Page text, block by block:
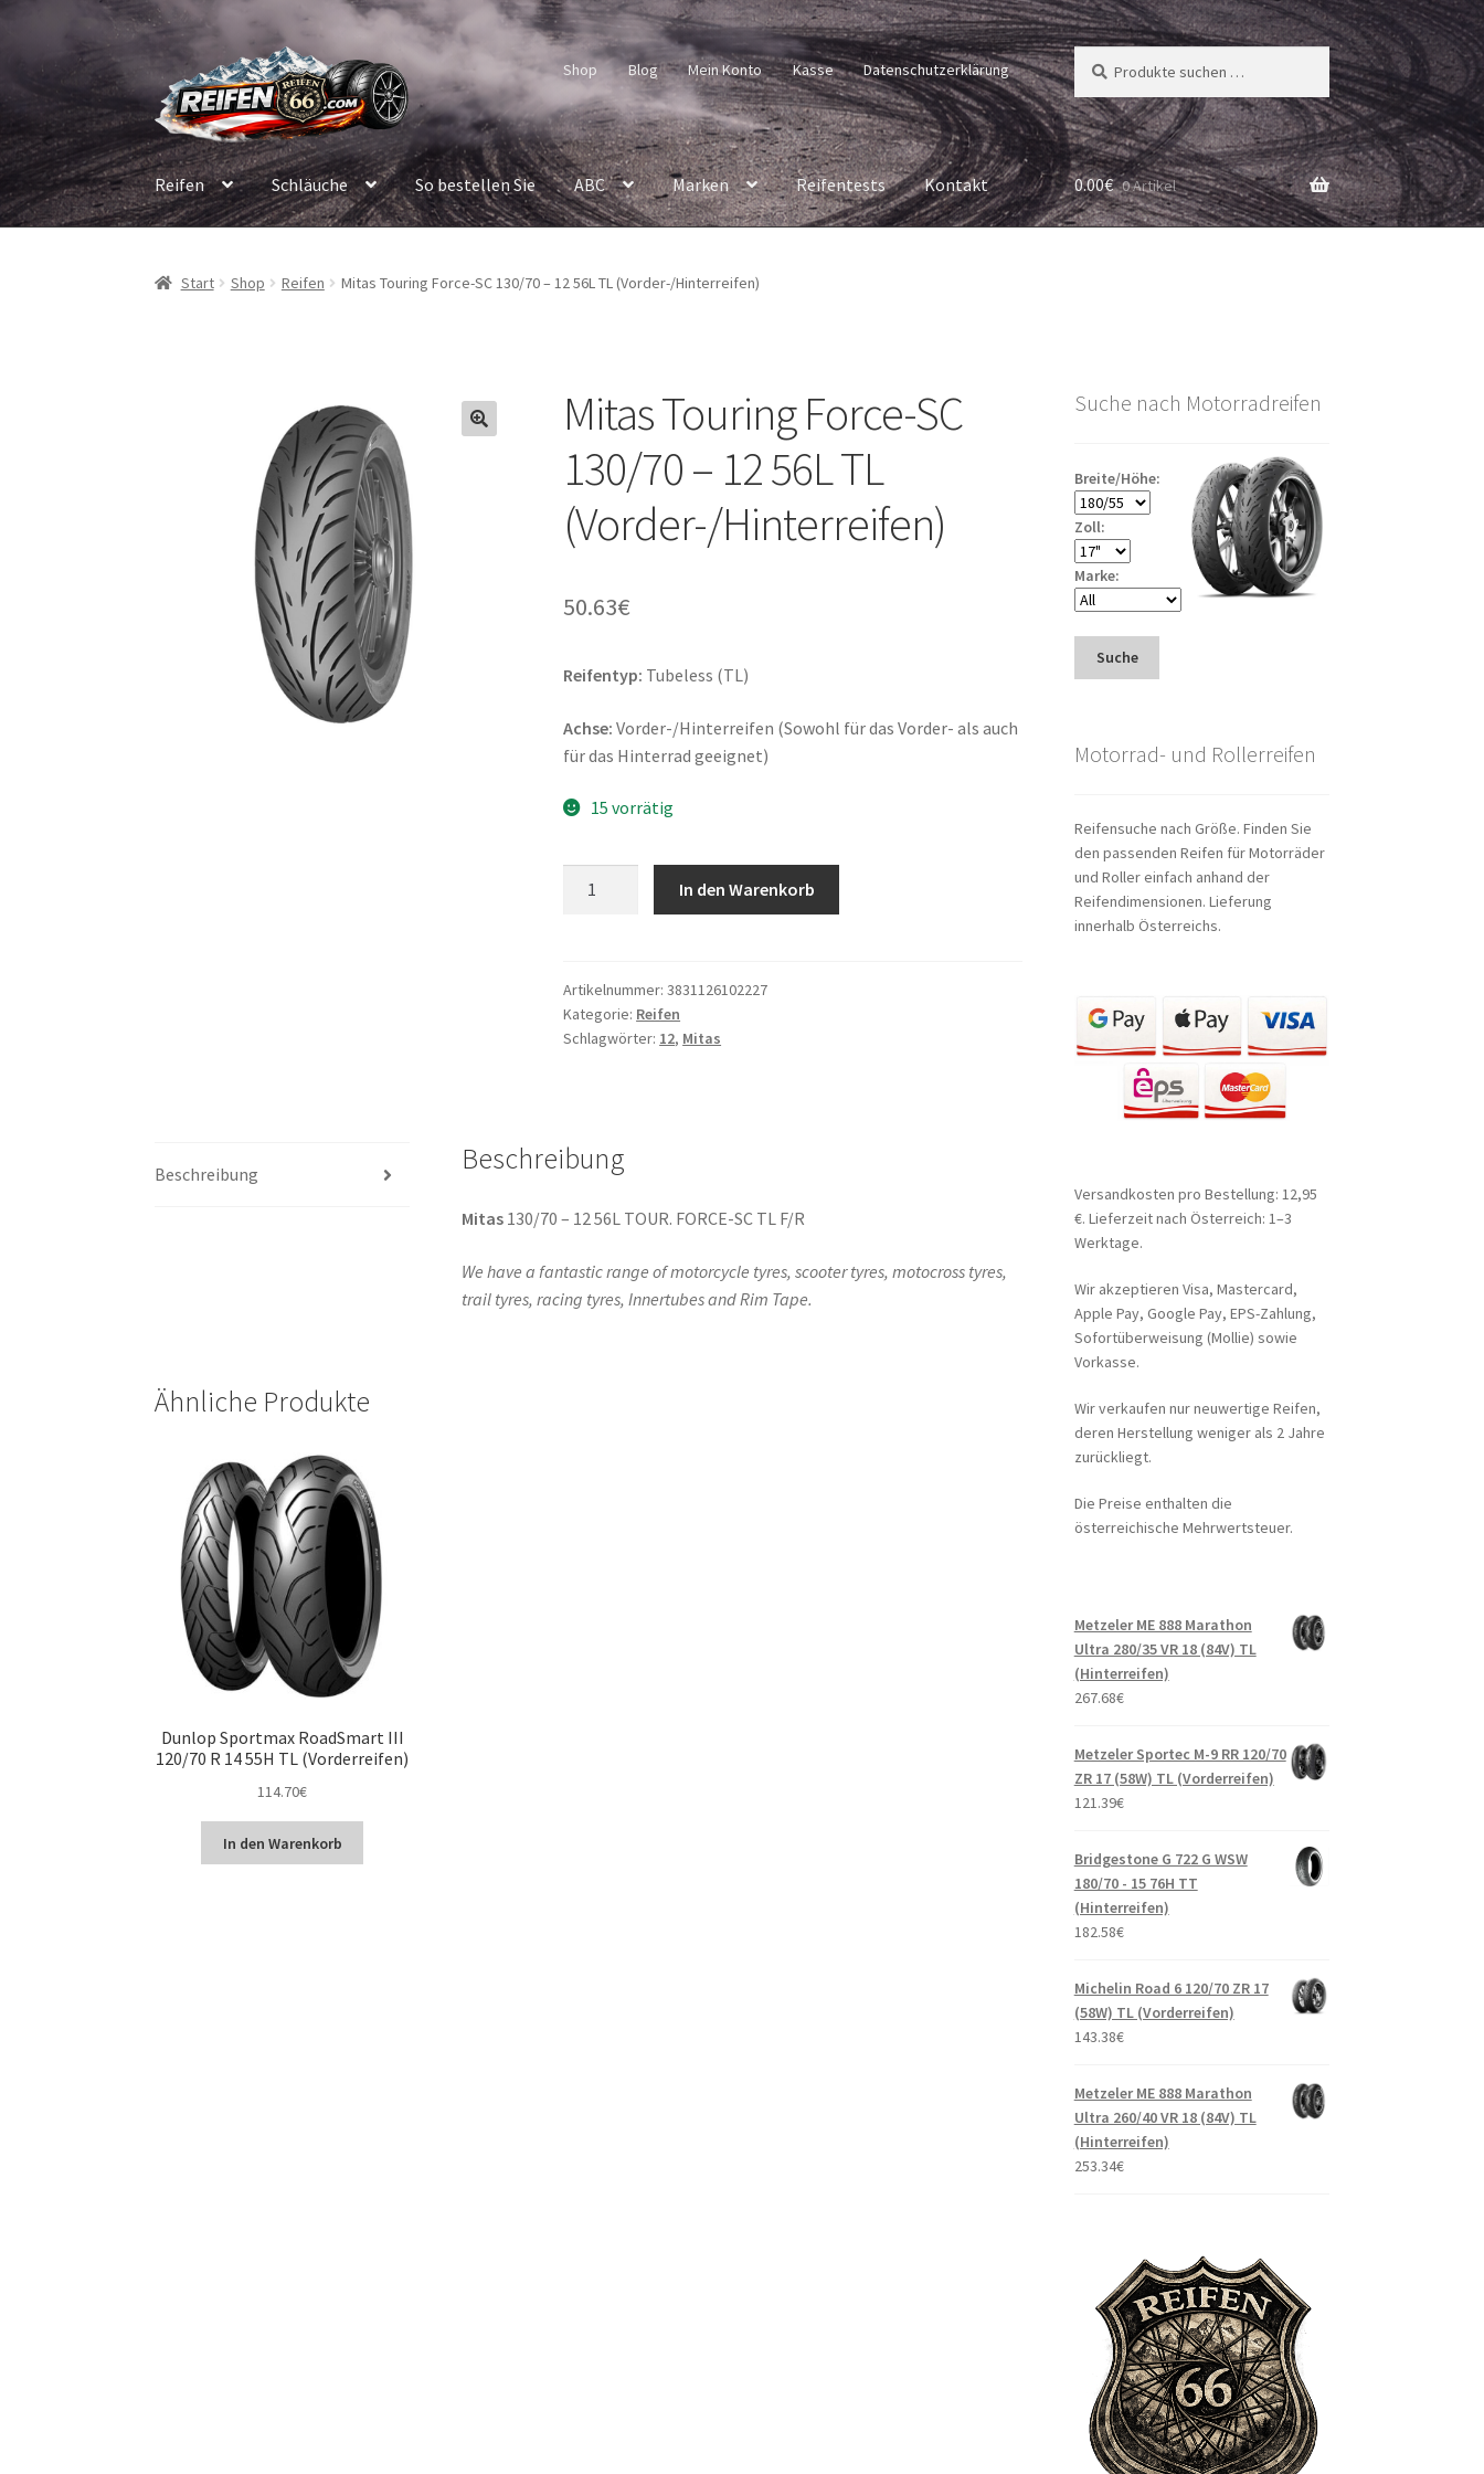
Navigation
springen
Inhalt
springen
Shop Blog Mein Konto Kasse Datenschutzerklärung
Suchen
nach:
Suchen
Reifen Schläuche So bestellen Sie ABC Marken Reifentests Kontakt 0.00€ 0 Artikel
Start Shop Reifen Mitas Touring Force-SC 130/70 – 12 56L TL (Vorder-/Hinterreifen)
Mitas Touring Force-SC
130/70 – 12 56L TL
(Vorder-/Hinterreifen)
50.63€
Reifentyp: Tubeless (TL)
Achse: Vorder-/Hinterreifen (Sowohl für das Vorder- als auch
für das Hinterrad geeignet)
15 vorrätig
130/70
-
12
Menge
In den Warenkorb
Artikelnummer:3831126102227
Kategorie: Reifen
Schlagwörter: 12, Mitas
Beschreibung Beschreibung
Mitas130/70 – 12 56L TOUR. FORCE-SC TL F/R
We have a fantastic range of motorcycle tyres, scooter tyres, motocross tyres,
trail tyres, racing tyres, Innertubes and Rim Tape.
Ähnliche Produkte
Dunlop Sportmax RoadSmart III
120/70 R 14 55H TL (Vorderreifen)
114.70€
In den Warenkorb
Suche nach Motorradreifen
Breite/Höhe:
Zoll:
Marke:
Suche
Motorrad- und Rollerreifen
Reifensuche nach Größe. Finden Sie
den passenden Reifen für Motorräder
und Roller einfach anhand der
Reifendimensionen. Lieferung
innerhalb Österreichs.
Versandkosten pro Bestellung: 12,95
€. Lieferzeit nach Österreich: 1–3
Werktage.
Wir akzeptieren Visa, Mastercard,
Apple Pay, Google Pay, EPS-Zahlung,
Sofortüberweisung (Mollie) sowie
Vorkasse.
Wir verkaufen nur neuwertige Reifen,
deren Herstellung weniger als 2 Jahre
zurückliegt.
Die Preise enthalten die
österreichische Mehrwertsteuer.
Metzeler ME 888 Marathon
Ultra 280/35 VR 18 (84V) TL
(Hinterreifen)
267.68€
Metzeler Sportec M-9 RR 120/70
ZR 17 (58W) TL (Vorderreifen)
121.39€
Bridgestone G 722 G WSW
180/70 - 15 76H TT
(Hinterreifen)
182.58€
Michelin Road 6 120/70 ZR 17
(58W) TL (Vorderreifen)
143.38€
Metzeler ME 888 Marathon
Ultra 260/40 VR 18 (84V) TL
(Hinterreifen)
253.34€